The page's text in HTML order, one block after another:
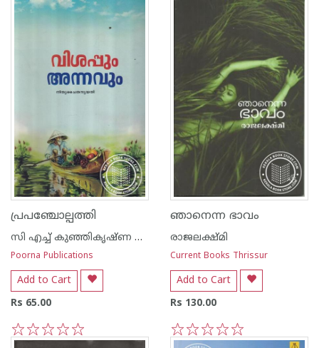
5
4
3
2
1 5
പ്രപഞ്ചോല്പത്തി
സി എച്ച് കുഞ്ഞികൃഷ്ണ ക്കുറുപ്പ്
Poorna Publications
Add to Cart
Rs 65.00
5
4
3
2
1
ഞാനെന്ന ഭാവം
രാജലക്ഷ്മി
Current Books Thrissur
Add to Cart
Rs 130.00
5
4
3
2
1